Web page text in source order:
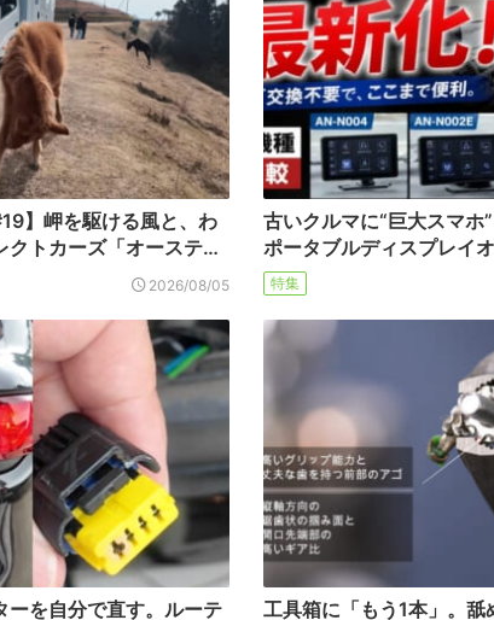
】岬を駆ける風と、わ
クトカーズ「オーステ…
2026/08/05
古いクルマに“巨大スマホ
ポータブルディスプレイ
特集
ーを自分で直す。ルーテ
工具箱に「もう1本」。舐